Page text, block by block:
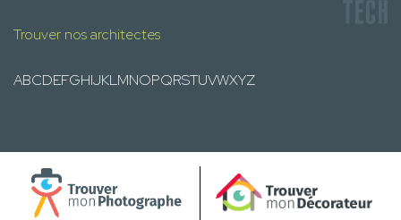
Trouver nos architectes
ABCDEFGHIJKLMNOPQRSTUVWXYZ